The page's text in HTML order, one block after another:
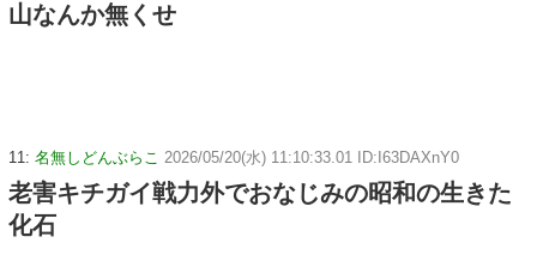
山なんか無くせ
11: 名無しどんぶらこ 2026/05/20(水) 11:10:33.01 ID:I63DAXnY0
老害キチガイ戦力外でおなじみの昭和の生きた
化石